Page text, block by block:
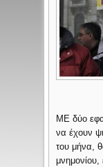
ΜE δύο
να έχουν
του μήνα,